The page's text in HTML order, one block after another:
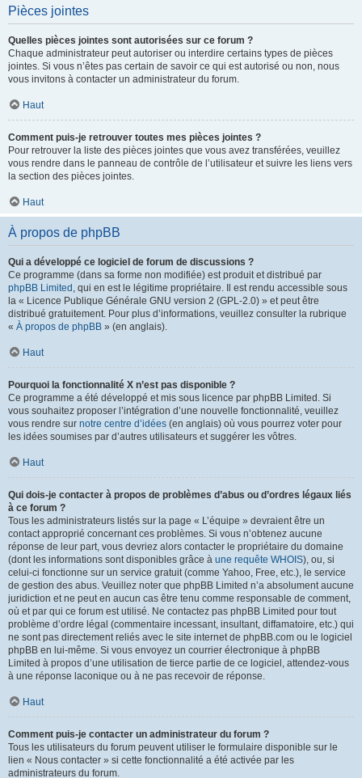
Pièces jointes
Quelles pièces jointes sont autorisées sur ce forum ?
Chaque administrateur peut autoriser ou interdire certains types de pièces
jointes. Si vous n’êtes pas certain de savoir ce qui est autorisé ou non, nous
vous invitons à contacter un administrateur du forum.
Haut
Comment puis-je retrouver toutes mes pièces jointes ?
Pour retrouver la liste des pièces jointes que vous avez transférées, veuillez
vous rendre dans le panneau de contrôle de l’utilisateur et suivre les liens vers
la section des pièces jointes.
Haut
À propos de phpBB
Qui a développé ce logiciel de forum de discussions ?
Ce programme (dans sa forme non modifiée) est produit et distribué par
phpBB Limited , qui en est le légitime propriétaire. Il est rendu accessible sous
la « Licence Publique Générale GNU version 2 (GPL-2.0) » et peut être
distribué gratuitement. Pour plus d’informations, veuillez consulter la rubrique
« À propos de phpBB » (en anglais).
Haut
Pourquoi la fonctionnalité X n’est pas disponible ?
Ce programme a été développé et mis sous licence par phpBB Limited. Si
vous souhaitez proposer l’intégration d’une nouvelle fonctionnalité, veuillez
vous rendre sur notre centre d’idées (en anglais) où vous pourrez voter pour
les idées soumises par d’autres utilisateurs et suggérer les vôtres.
Haut
Qui dois-je contacter à propos de problèmes d’abus ou d’ordres légaux liés
à ce forum ?
Tous les administrateurs listés sur la page « L’équipe » devraient être un
contact approprié concernant ces problèmes. Si vous n’obtenez aucune
réponse de leur part, vous devriez alors contacter le propriétaire du domaine
(dont les informations sont disponibles grâce à une requête WHOIS), ou, si
celui-ci fonctionne sur un service gratuit (comme Yahoo, Free, etc.), le service
de gestion des abus. Veuillez noter que phpBB Limited n’a absolument aucune
juridiction et ne peut en aucun cas être tenu comme responsable de comment,
où et par qui ce forum est utilisé. Ne contactez pas phpBB Limited pour tout
problème d’ordre légal (commentaire incessant, insultant, diffamatoire, etc.) qui
ne sont pas directement reliés avec le site internet de phpBB.com ou le logiciel
phpBB en lui-même. Si vous envoyez un courrier électronique à phpBB
Limited à propos d’une utilisation de tierce partie de ce logiciel, attendez-vous
à une réponse laconique ou à ne pas recevoir de réponse.
Haut
Comment puis-je contacter un administrateur du forum ?
Tous les utilisateurs du forum peuvent utiliser le formulaire disponible sur le
lien « Nous contacter » si cette fonctionnalité a été activée par les
administrateurs du forum.